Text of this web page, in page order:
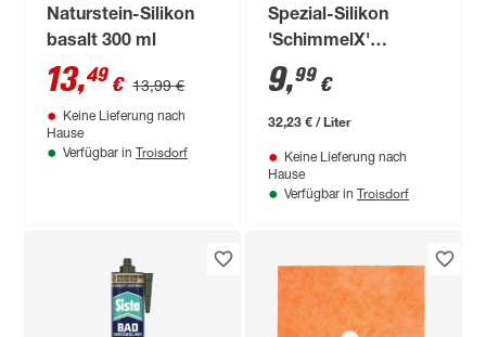
Naturstein-Silikon
basalt 300 ml
13,49 € 13,99 €
Keine Lieferung nach
Hause
Verfügbar in Troisdorf
Spezial-Silikon
'SchimmelX'
transparent 310 ml
9,99 €
32,23 € / Liter
Keine Lieferung nach
Hause
Verfügbar in Troisdorf